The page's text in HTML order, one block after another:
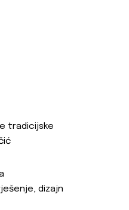
tradicijske
dizajn